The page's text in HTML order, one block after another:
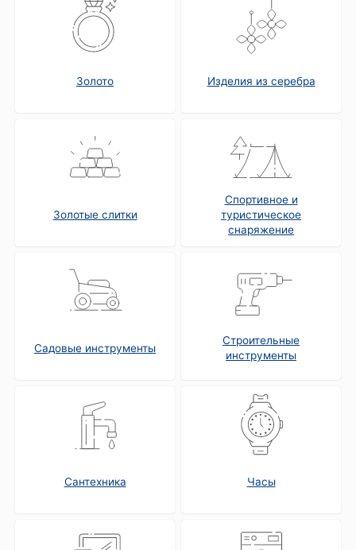
Золото Изделия из серебра
Золотые слитки
Спортивное и
туристическое
снаряжение
Садовые инструменты
Строительные
инструменты
Сантехника Часы